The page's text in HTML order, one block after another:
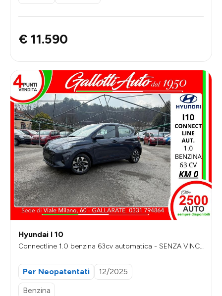
€ 11.590
Hyundai I 10
Connectline 1.0 benzina 63cv automatica - SENZA VINC
Per Neopatentati
12/2025
Benzina